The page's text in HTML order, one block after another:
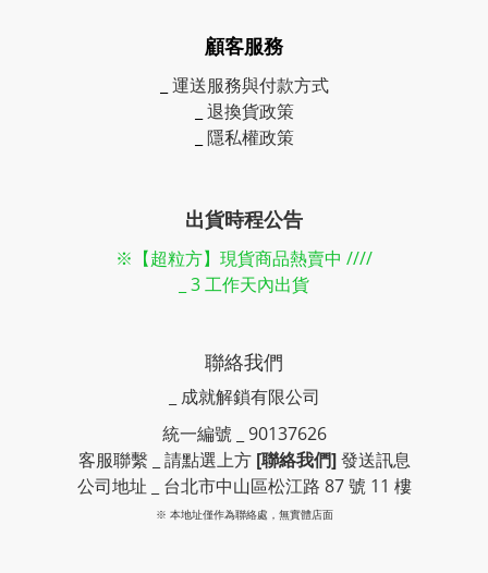
顧客服務
運送服務與付款方式
退換貨政策
隱私權政策
出貨時程公告
※【超粒方】現貨商品熱賣中 ////
_ 3 工作天內出貨
聯絡我們
_ 成就解鎖有限公司
統一編號 _ 90137626
客服聯繫 _ 請點選上方 [聯絡我們]發送訊息
公司地址 _ 台北市中山區松江路 87 號 11 樓
※ 本地址僅作為聯絡處，無實體店面